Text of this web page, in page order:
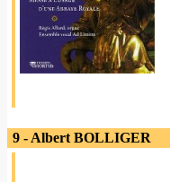
9 - Albert BOLLIGER